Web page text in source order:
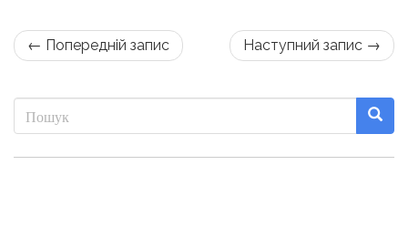
← Попередній запис Наступний запис →